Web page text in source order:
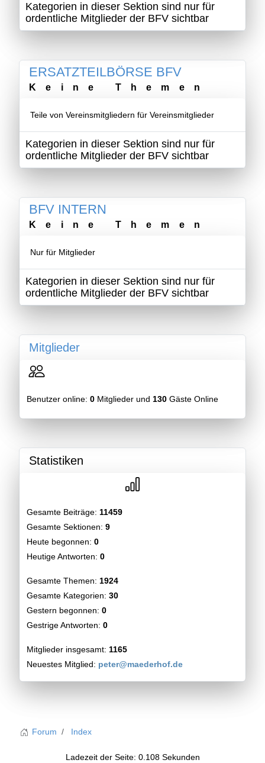
Kategorien in dieser Sektion sind nur für
ordentliche Mitglieder der BFV sichtbar
ERSATZTEILBÖRSE BFV
Keine Themen
Teile von Vereinsmitgliedern für Vereinsmitglieder
Kategorien in dieser Sektion sind nur für
ordentliche Mitglieder der BFV sichtbar
BFV INTERN
Keine Themen
Nur für Mitglieder
Kategorien in dieser Sektion sind nur für
ordentliche Mitglieder der BFV sichtbar
Mitglieder
Benutzer online: 0 Mitglieder und 130 Gäste Online
Statistiken
Gesamte Beiträge: 11459
Gesamte Sektionen: 9
Heute begonnen: 0
Heutige Antworten: 0
Gesamte Themen: 1924
Gesamte Kategorien: 30
Gestern begonnen: 0
Gestrige Antworten: 0
Mitglieder insgesamt: 1165
Neuestes Mitglied: peter@maederhof.de
Forum Index
Ladezeit der Seite: 0.108 Sekunden